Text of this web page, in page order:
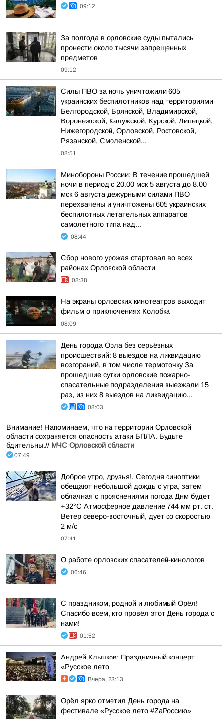
09:12
За полгода в орловские суды пытались
пронести около тысячи запрещенных
предметов
09:12
Силы ПВО за ночь уничтожили 605
украинских беспилотников над территориями
Белгородской, Брянской, Владимирской,
Воронежской, Калужской, Курской, Липецкой,
Нижегородской, Орловской, Ростовской,
Рязанской, Смоленской...
08:51
Минобороны России: В течение прошедшей
ночи в период с 20.00 мск 5 августа до 8.00
мск 6 августа дежурными силами ПВО
перехвачены и уничтожены 605 украинских
беспилотных летательных аппаратов
самолетного типа над...
08:44
Сбор нового урожая стартовал во всех
районах Орловской области
08:38
На экраны орловских кинотеатров выходит
фильм о приключениях Колобка
08:09
День города Орла без серьёзных
происшествий: 8 выездов на ликвидацию
возгораний, в том числе термоточку За
прошедшие сутки орловские пожарно-
спасательные подразделения выезжали 15
раз, из них 8 выездов на ликвидацию...
08:03
Внимание! Напоминаем, что на территории Орловской
области сохраняется опасность атаки БПЛА. Будьте
бдительны.// МЧС Орловской области
07:49
Доброе утро, друзья!. Сегодня синоптики
обещают небольшой дождь с утра, затем
облачная с прояснениями погода Днм будет
+32°С Атмосферное давление 744 мм рт. ст.
Ветер северо-восточный, дует со скоростью
2 м/с
07:41
О работе орловских спасателей-кинологов
06:46
С праздником, родной и любимый Орёл!
Спасибо всем, кто провёл этот День города с
нами!
01:52
Андрей Клычков: Праздничный концерт
«Русское лето
Вчера, 23:13
Орёл ярко отметил День города на
фестивале «Русское лето #ZaРоссию»